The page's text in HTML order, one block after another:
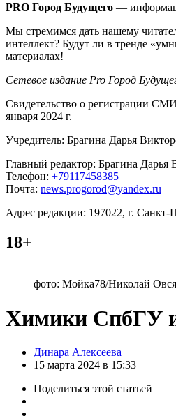
PRO Город Будущего —
Мы стремимся дать нашему
интеллект? Будут ли в тренде
материалах!
Сетевое издание Pro Город
Свидетельство о регистрации
января 2024 г.
Учредитель: Брагина Дарья
Главный редактор: Брагина Дарья
Телефон: +79117458385
Почта: news.progorod@yandex.ru
Адрес редакции: 197022, г.
18+
фото: Мойка78/Николай
Химики СпбГУ
Posted
by
Динара Алексеева
15 марта 2024 в 15:33
Поделиться этой статьей